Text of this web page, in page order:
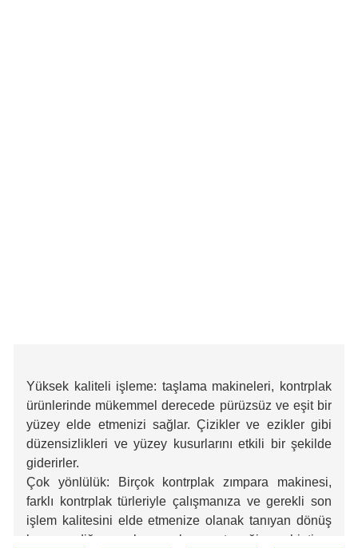
Yüksek kaliteli işleme: taşlama makineleri, kontrplak
ürünlerinde mükemmel derecede pürüzsüz ve eşit bir
yüzey elde etmenizi sağlar. Çizikler ve ezikler gibi
düzensizlikleri ve yüzey kusurlarını etkili bir şekilde
giderirler.
Çok yönlülük: Birçok kontrplak zımpara makinesi,
farklı kontrplak türleriyle çalışmanıza ve gerekli son
işlem kalitesini elde etmenize olanak tanıyan dönüş
hızını ve diğer ayarları ayarlama yeteneğine sahiptir.